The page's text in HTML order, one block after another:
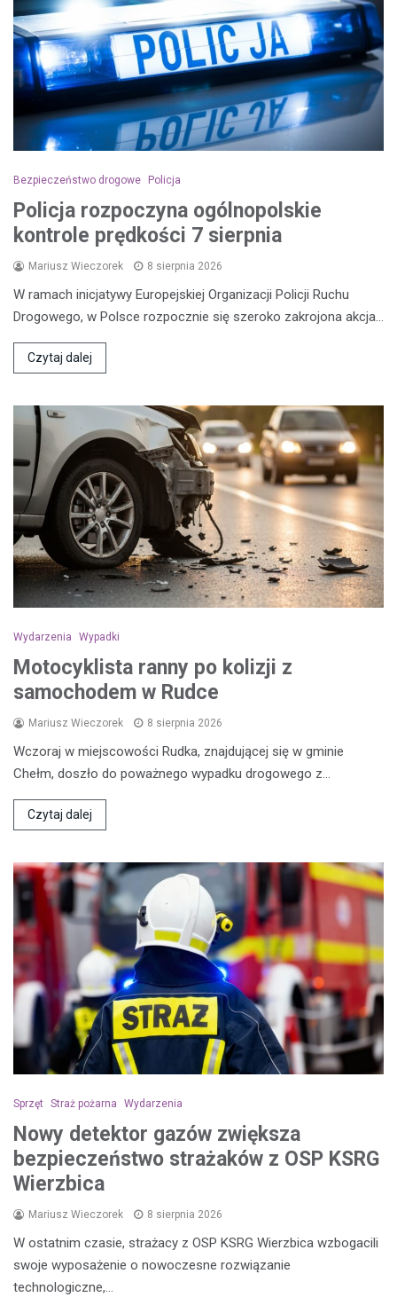
Bezpieczeństwo drogowe Policja
Policja rozpoczyna ogólnopolskie
kontrole prędkości 7 sierpnia
Mariusz Wieczorek 8 sierpnia 2026
W ramach inicjatywy Europejskiej Organizacji Policji Ruchu
Drogowego, w Polsce rozpocznie się szeroko zakrojona akcja…
Czytaj dalej
Wydarzenia Wypadki
Motocyklista ranny po kolizji z
samochodem w Rudce
Mariusz Wieczorek 8 sierpnia 2026
Wczoraj w miejscowości Rudka, znajdującej się w gminie
Chełm, doszło do poważnego wypadku drogowego z…
Czytaj dalej
Sprzęt Straż pożarna Wydarzenia
Nowy detektor gazów zwiększa
bezpieczeństwo strażaków z OSP KSRG
Wierzbica
Mariusz Wieczorek 8 sierpnia 2026
W ostatnim czasie, strażacy z OSP KSRG Wierzbica wzbogacili
swoje wyposażenie o nowoczesne rozwiązanie
technologiczne,…